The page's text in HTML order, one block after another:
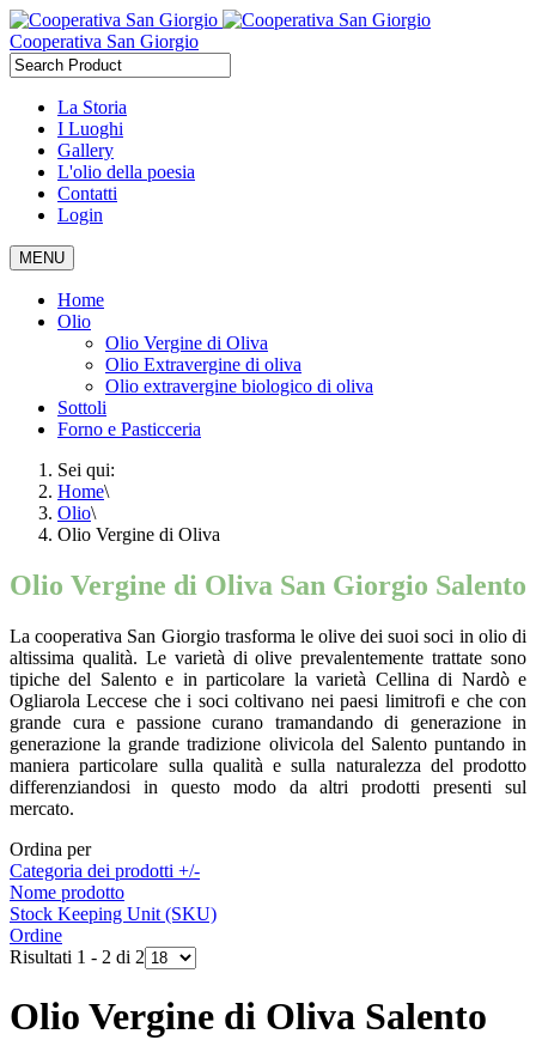
Cooperativa San Giorgio
La Storia
I Luoghi
Gallery
L'olio della poesia
Contatti
Login
MENU
Home
Olio
Olio Vergine di Oliva
Olio Extravergine di oliva
Olio extravergine biologico di oliva
Sottoli
Forno e Pasticceria
Sei qui:
Home\
Olio\
Olio Vergine di Oliva
Olio Vergine di Oliva San Giorgio Salento
La cooperativa San Giorgio trasforma le olive dei suoi soci in olio di
altissima qualità. Le varietà di olive prevalentemente trattate sono
tipiche del Salento e in particolare la varietà Cellina di Nardò e
Ogliarola Leccese che i soci coltivano nei paesi limitrofi e che con
grande cura e passione curano tramandando di generazione in
generazione la grande tradizione olivicola del Salento puntando in
maniera particolare sulla qualità e sulla naturalezza del prodotto
differenziandosi in questo modo da altri prodotti presenti sul
mercato.
Ordina per
Categoria dei prodotti +/-
Nome prodotto
Stock Keeping Unit (SKU)
Ordine
Risultati 1 - 2 di 2
Olio Vergine di Oliva Salento